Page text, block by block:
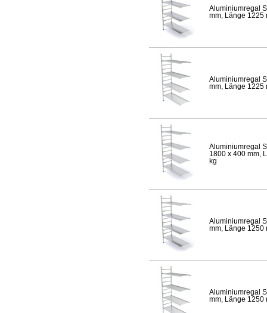
Aluminiumregal
mm, Länge 1225
Aluminiumregal
mm, Länge 1225
Aluminiumregal
1800 x 400 mm,
kg
Aluminiumregal
mm, Länge 1250
Aluminiumregal
mm, Länge 1250